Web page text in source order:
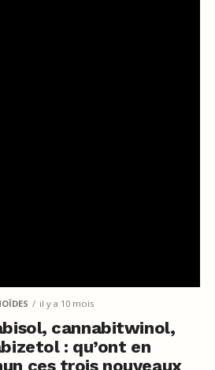
il y a 10 mois
cannabitwinol,
: qu’ont en
ces trois nouveaux